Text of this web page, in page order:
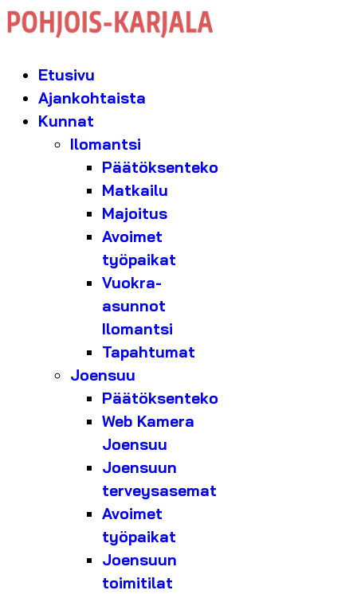
Etusivu
Ajankohtaista
Kunnat
Ilomantsi
Päätöksenteko
Matkailu
Majoitus
Avoimet
työpaikat
Vuokra-
asunnot
Ilomantsi
Tapahtumat
Joensuu
Päätöksenteko
Web Kamera
Joensuu
Joensuun
terveysasemat
Avoimet
työpaikat
Joensuun
toimitilat